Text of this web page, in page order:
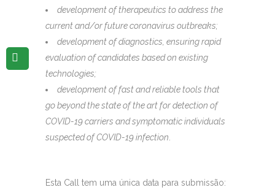
development of therapeutics to address the
current and/or future coronavirus outbreaks;
development of diagnostics, ensuring rapid
evaluation of candidates based on existing
technologies;
development of fast and reliable tools that
go beyond the state of the art for detection of
COVID-19 carriers and symptomatic individuals
suspected of COVID-19 infection
Esta Call tem uma única data para submissão: